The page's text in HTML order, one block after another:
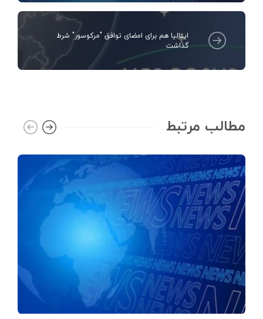
ایتالیا هم برای امضای توافق "مرکوسور" شرط
گذاشت
مطالب مرتبط